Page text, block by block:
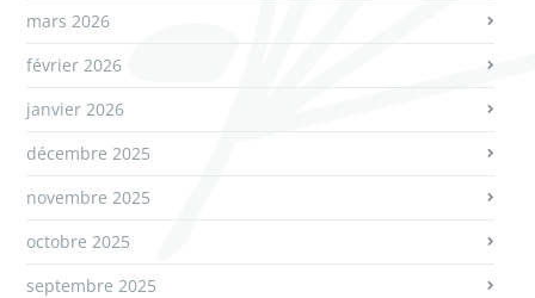
mars 2026
février 2026
janvier 2026
décembre 2025
novembre 2025
octobre 2025
septembre 2025